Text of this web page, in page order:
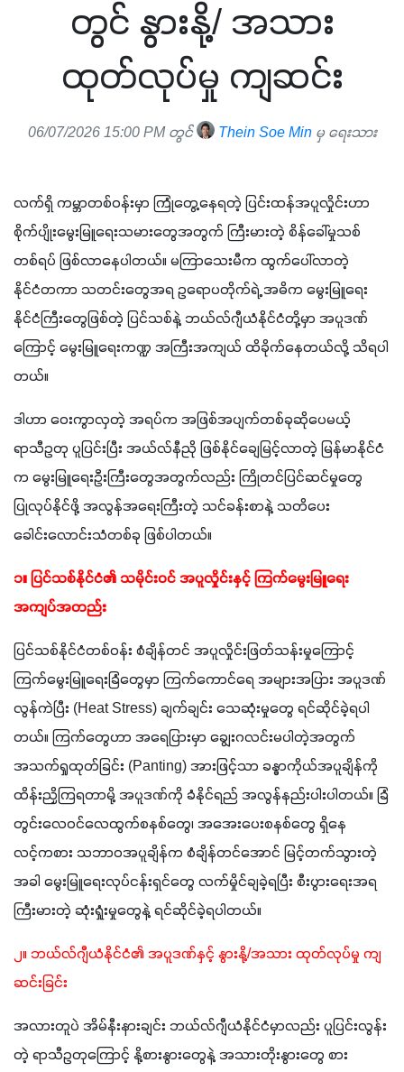
တွင် နွားနို့/ အသား
ထုတ်လုပ်မှု ကျဆင်း
06/07/2026 15:00 PM တွင် Thein Soe Minမှ ရေးသား
လက်ရှိ ကမ္ဘာတစ်ဝန်းမှာ ကြုံတွေ့နေရတဲ့ ပြင်းထန်အပူလှိုင်းဟာ
စိုက်ပျိုးမွေးမြူရေးသမားတွေအတွက် ကြီးမားတဲ့ စိန်ခေါ်မှုသစ်
တစ်ရပ် ဖြစ်လာနေပါတယ်။ မကြာသေးမီက ထွက်ပေါ်လာတဲ့
နိုင်ငံတကာ သတင်းတွေအရ ဥရောပတိုက်ရဲ့ အဓိက မွေးမြူရေး
နိုင်ငံကြီးတွေဖြစ်တဲ့ ပြင်သစ်နဲ့ ဘယ်လ်ဂျီယံနိုင်ငံတို့မှာ အပူဒဏ်
ကြောင့် မွေးမြူရေးကဏ္ဍ အကြီးအကျယ် ထိခိုက်နေတယ်လို့ သိရပါ
တယ်။
ဒါဟာ ဝေးကွာလှတဲ့ အရပ်က အဖြစ်အပျက်တစ်ခုဆိုပေမယ့်
ရာသီဥတု ပူပြင်းပြီး အယ်လ်နီညို ဖြစ်နိုင်ချေမြင့်လာတဲ့ မြန်မာနိုင်ငံ
က မွေးမြူရေးဦးကြီးတွေအတွက်လည်း ကြိုတင်ပြင်ဆင်မှုတွေ
ပြုလုပ်နိုင်ဖို့ အလွန်အရေးကြီးတဲ့ သင်ခန်းစာနဲ့ သတိပေး
ခေါင်းလောင်းသံတစ်ခု ဖြစ်ပါတယ်။
၁။ ပြင်သစ်နိုင်ငံ၏ သမိုင်းဝင် အပူလှိုင်းနှင့် ကြက်မွေးမြူရေး
အကျပ်အတည်း
ပြင်သစ်နိုင်ငံတစ်ဝန်း စံချိန်တင် အပူလှိုင်းဖြတ်သန်းမှုကြောင့်
ကြက်မွေးမြူရေးခြံတွေမှာ ကြက်ကောင်ရေ အများအပြား အပူဒဏ်
လွန်ကဲပြီး (Heat Stress) ချက်ချင်း သေဆုံးမှုတွေ ရင်ဆိုင်ခဲ့ရပါ
တယ်။ ကြက်တွေဟာ အရေပြားမှာ ချွေးဂလင်းမပါတဲ့အတွက်
အသက်ရှုထုတ်ခြင်း (Panting) အားဖြင့်သာ ခန္ဓာကိုယ်အပူချိန်ကို
ထိန်းညှိကြရတာမို့ အပူဒဏ်ကို ခံနိုင်ရည် အလွန်နည်းပါးပါတယ်။ ခြံ
တွင်းလေဝင်လေထွက်စနစ်တွေ၊ အအေးပေးစနစ်တွေ ရှိနေ
လင့်ကစား သဘာဝအပူချိန်က စံချိန်တင်အောင် မြင့်တက်သွားတဲ့
အခါ မွေးမြူရေးလုပ်ငန်းရှင်တွေ လက်မှိုင်ချခဲ့ရပြီး စီးပွားရေးအရ
ကြီးမားတဲ့ ဆုံးရှုံးမှုတွေနဲ့ ရင်ဆိုင်ခဲ့ရပါတယ်။
၂။ ဘယ်လ်ဂျီယံနိုင်ငံ၏ အပူဒဏ်နှင့် နွားနို့/အသား ထုတ်လုပ်မှု ကျ
ဆင်းခြင်း
အလားတူပဲ အိမ်နီးနားချင်း ဘယ်လ်ဂျီယံနိုင်ငံမှာလည်း ပူပြင်းလွန်း
တဲ့ ရာသီဥတုကြောင့် နို့စားနွားတွေနဲ့ အသားတိုးနွားတွေ စား